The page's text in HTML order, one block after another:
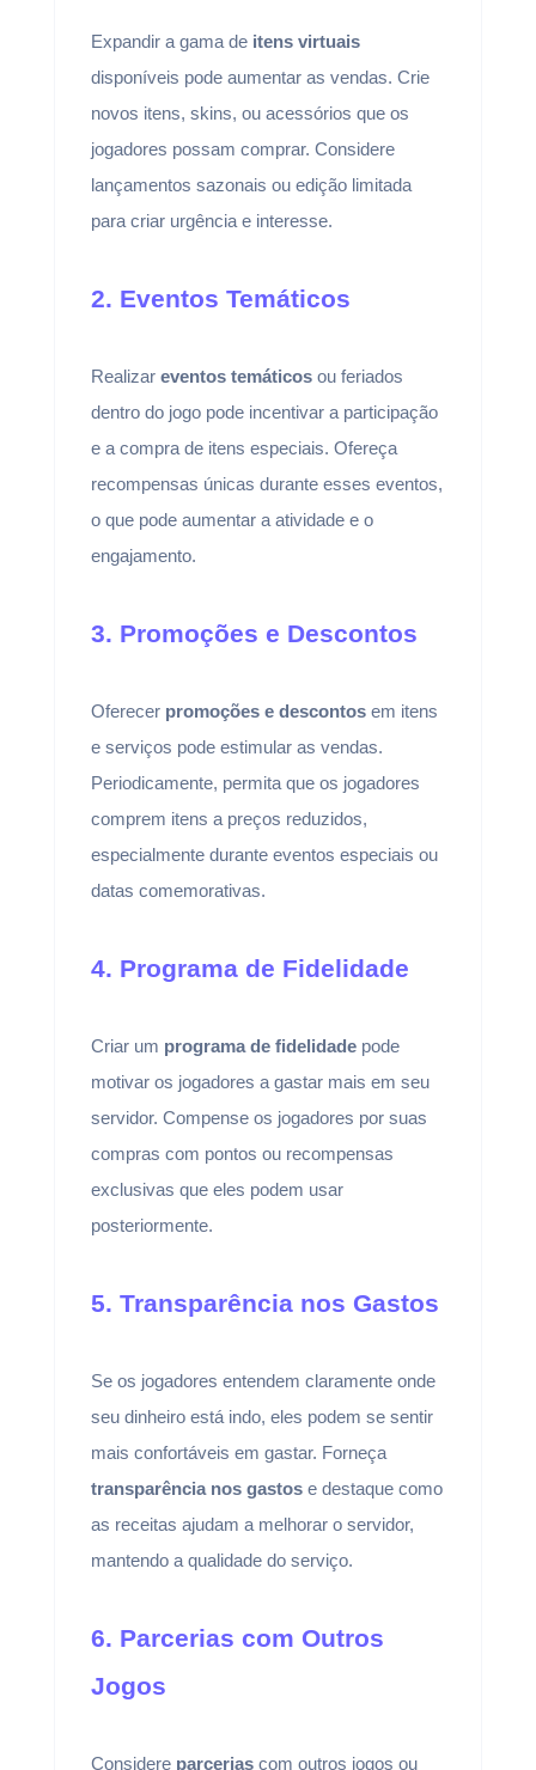
Expandir a gama de itens virtuais
disponíveis pode aumentar as vendas. Crie
novos itens, skins, ou acessórios que os
jogadores possam comprar. Considere
lançamentos sazonais ou edição limitada
para criar urgência e interesse.
2. Eventos Temáticos
Realizar eventos temáticosou feriados
dentro do jogo pode incentivar a participação
e a compra de itens especiais. Ofereça
recompensas únicas durante esses eventos,
o que pode aumentar a atividade e o
engajamento.
3. Promoções e Descontos
Oferecer promoções e descontosem itens
e serviços pode estimular as vendas.
Periodicamente, permita que os jogadores
comprem itens a preços reduzidos,
especialmente durante eventos especiais ou
datas comemorativas.
4. Programa de Fidelidade
Criar um programa de fidelidadepode
motivar os jogadores a gastar mais em seu
servidor. Compense os jogadores por suas
compras com pontos ou recompensas
exclusivas que eles podem usar
posteriormente.
5. Transparência nos Gastos
Se os jogadores entendem claramente onde
seu dinheiro está indo, eles podem se sentir
mais confortáveis em gastar. Forneça
transparência nos gastose destaque como
as receitas ajudam a melhorar o servidor,
mantendo a qualidade do serviço.
6. Parcerias com Outros
Jogos
Considere parceriascom outros jogos ou